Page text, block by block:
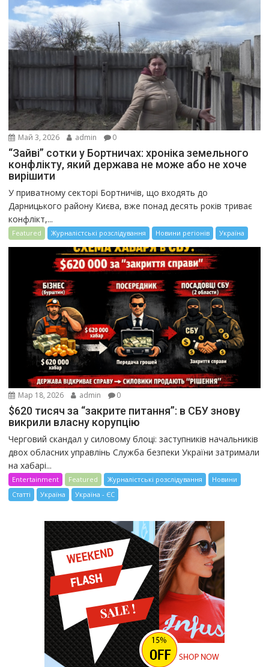
Май 3, 2026 admin 0
“Зайві” сотки у Бортничах: хроніка земельного
конфлікту, який держава не може або не хоче
вирішити
У приватному секторі Бортничів, що входять до
Дарницького району Києва, вже понад десять років триває
конфлікт,...
Featured Журналістські розслідування Новини регіонів Україна
Мар 18, 2026 admin 0
$620 тисяч за “закрите питання”: в СБУ знову
викрили власну корупцію
Черговий скандал у силовому блоці: заступників начальників
двох обласних управлінь Служба безпеки України затримали
на хабарі...
Entertainment Featured Журналістські розслідування
Новини
Статті
Україна Україна - ЄС